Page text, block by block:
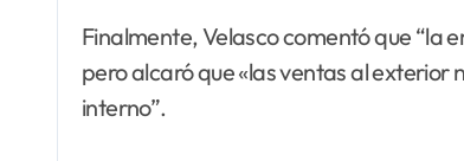
Finalmente, Velasco comentó que “la
pero alcaró que «las ventas al
interno”.